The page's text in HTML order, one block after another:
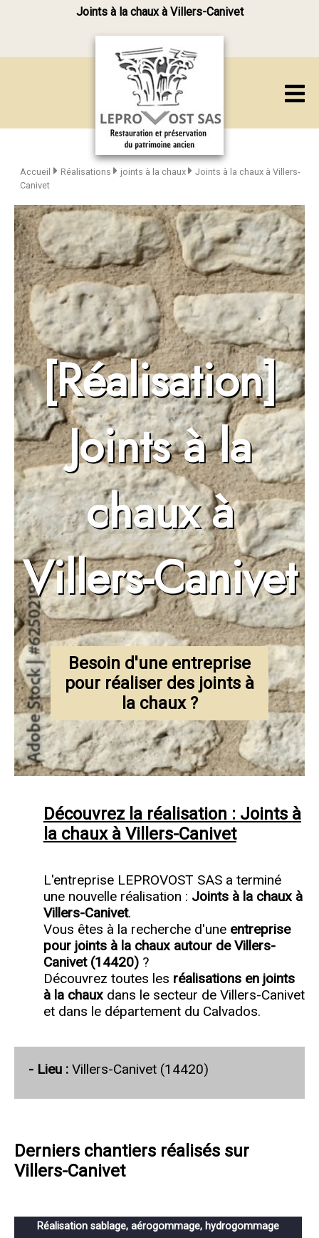
Joints à la chaux à Villers-Canivet
Accueil Réalisations joints à la chaux
Joints à la chaux à Villers-
Canivet
[Réalisation]
Joints à la
chaux à
Villers-Canivet
Besoin d'une entreprise
pour réaliser des joints à
la chaux ?
Découvrez la réalisation : Joints à
la chaux à Villers-Canivet
L'entreprise LEPROVOST SAS a terminé
une nouvelle réalisation : Joints à la chaux à
Villers-Canivet.
Vous êtes à la recherche d'une entreprise
pour joints à la chaux autour de Villers-
Canivet (14420)?
Découvrez toutes les réalisations en joints
à la chauxdans le secteur de Villers-Canivet
et dans le département du Calvados.
- Lieu : Villers-Canivet (14420)
Derniers chantiers réalisés sur
Villers-Canivet
Réalisation sablage, aérogommage, hydrogommage